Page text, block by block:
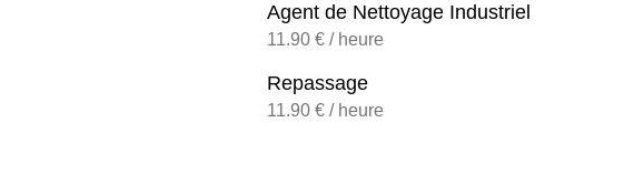
Agent de Nettoyage Industriel
11.90 € / heure
Repassage
11.90 € / heure